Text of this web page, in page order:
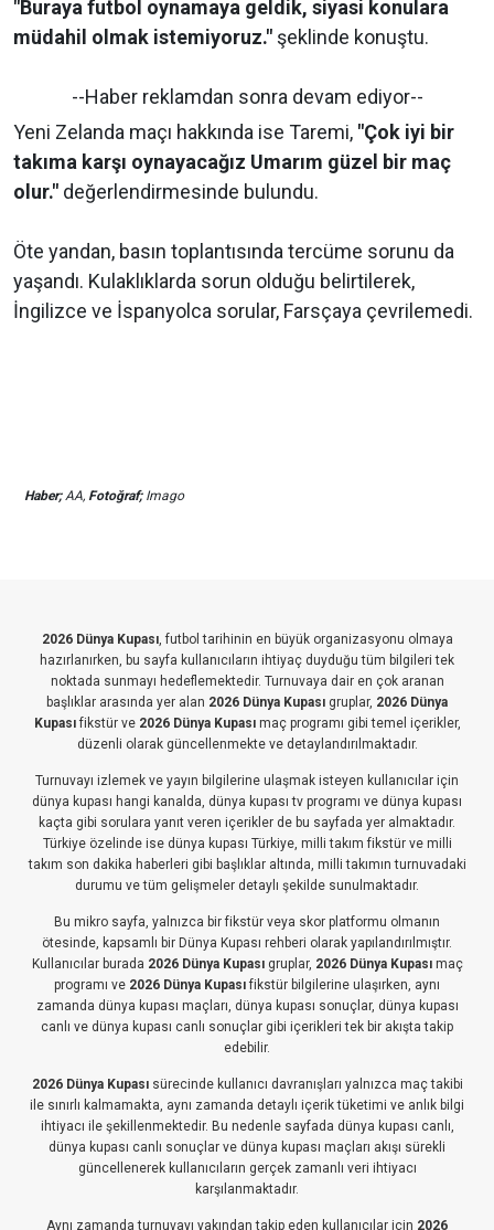
"Buraya futbol oynamaya geldik, siyasi konulara
müdahil olmak istemiyoruz." şeklinde konuştu.
--Haber reklamdan sonra devam ediyor--
Yeni Zelanda maçı hakkında ise Taremi, "Çok iyi bir
takıma karşı oynayacağız Umarım güzel bir maç
olur." değerlendirmesinde bulundu.
Öte yandan, basın toplantısında tercüme sorunu da
yaşandı. Kulaklıklarda sorun olduğu belirtilerek,
İngilizce ve İspanyolca sorular, Farsçaya çevrilemedi.
Haber;AA, Fotoğraf;Imago
2026 Dünya Kupası, futbol tarihinin en büyük organizasyonu olmaya
hazırlanırken, bu sayfa kullanıcıların ihtiyaç duyduğu tüm bilgileri tek
noktada sunmayı hedeflemektedir. Turnuvaya dair en çok aranan
başlıklar arasında yer alan 2026 Dünya Kupası gruplar, 2026 Dünya
Kupasıfikstür ve 2026 Dünya Kupasımaç programı gibi temel içerikler,
düzenli olarak güncellenmekte ve detaylandırılmaktadır.
Turnuvayı izlemek ve yayın bilgilerine ulaşmak isteyen kullanıcılar için
dünya kupası hangi kanalda, dünya kupası tv programı ve dünya kupası
kaçta gibi sorulara yanıt veren içerikler de bu sayfada yer almaktadır.
Türkiye özelinde ise dünya kupası Türkiye, milli takım fikstür ve milli
takım son dakika haberleri gibi başlıklar altında, milli takımın turnuvadaki
durumu ve tüm gelişmeler detaylı şekilde sunulmaktadır.
Bu mikro sayfa, yalnızca bir fikstür veya skor platformu olmanın
ötesinde, kapsamlı bir Dünya Kupası rehberi olarak yapılandırılmıştır.
Kullanıcılar burada 2026 Dünya Kupasıgruplar, 2026 Dünya Kupasımaç
programı ve 2026 Dünya Kupasıfikstür bilgilerine ulaşırken, aynı
zamanda dünya kupası maçları, dünya kupası sonuçlar, dünya kupası
canlı ve dünya kupası canlı sonuçlar gibi içerikleri tek bir akışta takip
edebilir.
2026 Dünya Kupasısürecinde kullanıcı davranışları yalnızca maç takibi
ile sınırlı kalmamakta, aynı zamanda detaylı içerik tüketimi ve anlık bilgi
ihtiyacı ile şekillenmektedir. Bu nedenle sayfada dünya kupası canlı,
dünya kupası canlı sonuçlar ve dünya kupası maçları akışı sürekli
güncellenerek kullanıcıların gerçek zamanlı veri ihtiyacı
karşılanmaktadır.
Aynı zamanda turnuvayı yakından takip eden kullanıcılar için 2026